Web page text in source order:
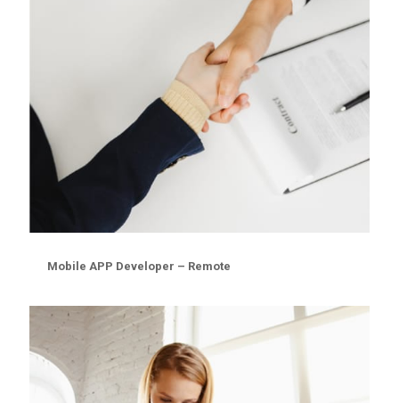
Mobile APP Developer – Remote